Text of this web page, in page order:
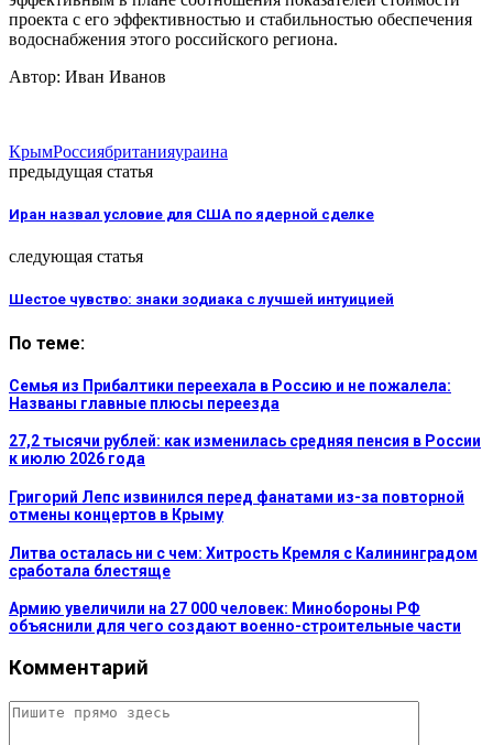
проекта с его эффективностью и стабильностью обеспечения
водоснабжения этого российского региона.
Автор: Иван Иванов
КрымРоссиябританияураина
предыдущая статья
Иран назвал условие для США по ядерной сделке
следующая статья
Шестое чувство: знаки зодиака с лучшей интуицией
По теме:
Семья из Прибалтики переехала в Россию и не пожалела:
Названы главные плюсы переезда
27,2 тысячи рублей: как изменилась средняя пенсия в России
к июлю 2026 года
Григорий Лепс извинился перед фанатами из-за повторной
отмены концертов в Крыму
Литва осталась ни с чем: Хитрость Кремля с Калининградом
сработала блестяще
Армию увеличили на 27 000 человек: Минобороны РФ
объяснили для чего создают военно-строительные части
Комментарий